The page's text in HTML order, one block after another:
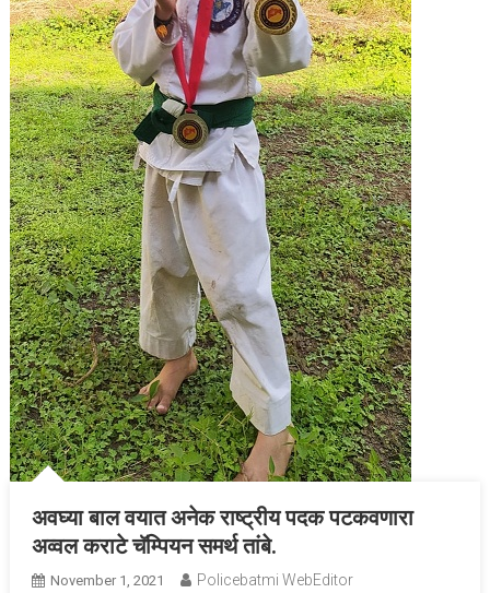
अवघ्या बाल वयात अनेक राष्ट्रीय पदक पटकवणारा
अव्वल कराटे चॅम्पियन समर्थ तांबे.
November 1, 2021 Policebatmi WebEditor